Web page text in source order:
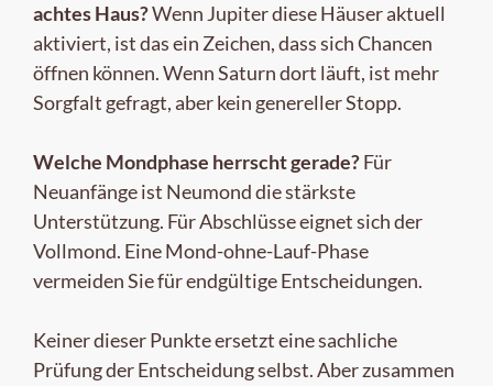
achtes Haus?Wenn Jupiter diese Häuser aktuell
aktiviert, ist das ein Zeichen, dass sich Chancen
öffnen können. Wenn Saturn dort läuft, ist mehr
Sorgfalt gefragt, aber kein genereller Stopp.
Welche Mondphase herrscht gerade?Für
Neuanfänge ist Neumond die stärkste
Unterstützung. Für Abschlüsse eignet sich der
Vollmond. Eine Mond-ohne-Lauf-Phase
vermeiden Sie für endgültige Entscheidungen.
Keiner dieser Punkte ersetzt eine sachliche
Prüfung der Entscheidung selbst. Aber zusammen